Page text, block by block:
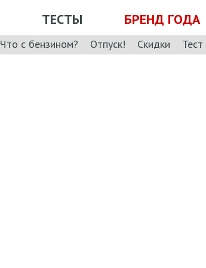
ТЕСТЫ БРЕНД ГОДА
Что с бензином? Отпуск! Скидки